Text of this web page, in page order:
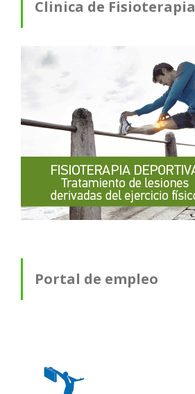
Clinica de Fisioterapia
Portal de empleo